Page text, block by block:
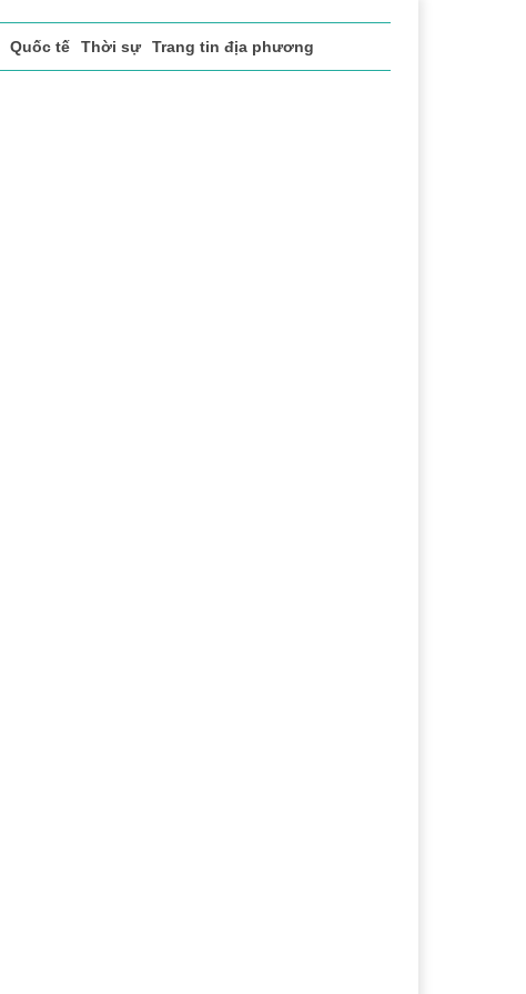
Quốc tế Thời sự Trang tin địa phương